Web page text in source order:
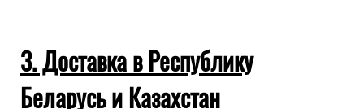
3. Доставка в Республику
Беларусь и Казахстан